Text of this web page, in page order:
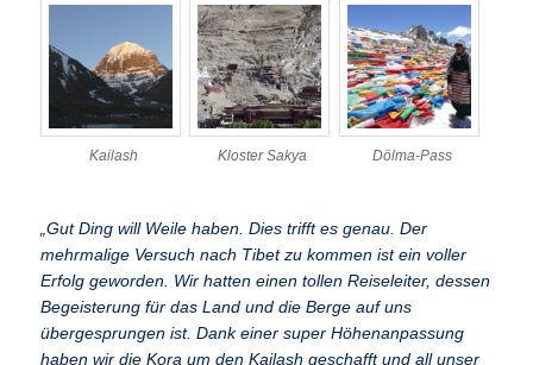
Kailash Kloster Sakya Dölma-Pass
„Gut Ding will Weile haben. Dies trifft es genau. Der
mehrmalige Versuch nach Tibet zu kommen ist ein voller
Erfolg geworden. Wir hatten einen tollen Reiseleiter, dessen
Begeisterung für das Land und die Berge auf uns
übergesprungen ist. Dank einer super Höhenanpassung
haben wir die Kora um den Kailash geschafft und all unser